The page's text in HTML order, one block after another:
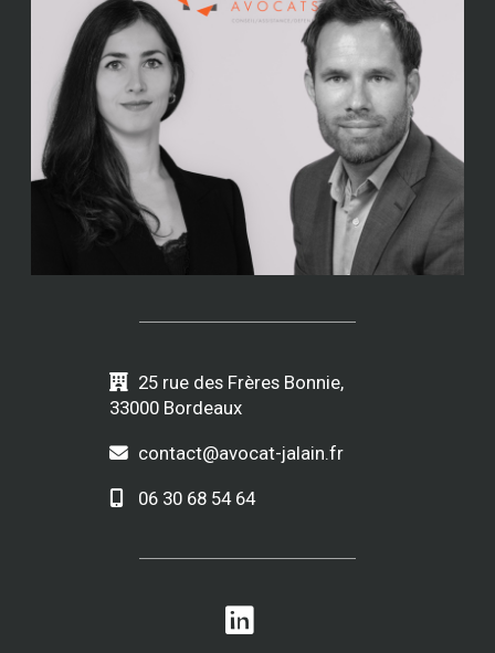
25 rue des Frères Bonnie,
33000 Bordeaux
contact@avocat-jalain.fr
06 30 68 54 64